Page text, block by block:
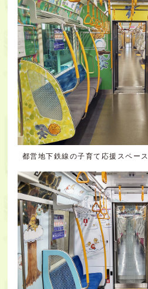
都営地下鉄線の子育て応援スペー